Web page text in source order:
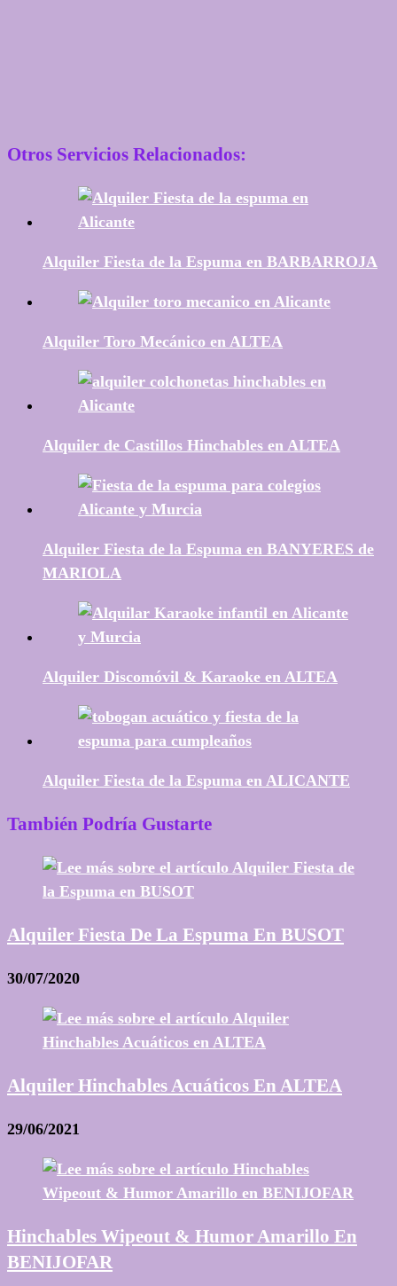
Otros Servicios Relacionados:
Alquiler Fiesta de la Espuma en BARBARROJA
Alquiler Toro Mecánico en ALTEA
Alquiler de Castillos Hinchables en ALTEA
Alquiler Fiesta de la Espuma en BANYERES de
MARIOLA
Alquiler Discomóvil & Karaoke en ALTEA
Alquiler Fiesta de la Espuma en ALICANTE
También Podría Gustarte
Alquiler Fiesta De La Espuma En BUSOT
30/07/2020
Alquiler Hinchables Acuáticos En ALTEA
29/06/2021
Hinchables Wipeout & Humor Amarillo En
BENIJOFAR